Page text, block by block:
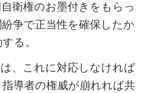
衛権のお墨付きをもらっ
争で正当性を確保したか
る。
、これに対応しなければ
導者の権威が崩れれば共